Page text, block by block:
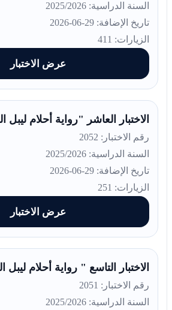
السنة الدراسية: 2025/2026
تاريخ الإضافة: 29-06-2026
الزيارات: 411
عرض الاختبار
الاختبار العاشر "رواية أحلام ليبل
رقم الاختبار: 2052
السنة الدراسية: 2025/2026
تاريخ الإضافة: 29-06-2026
الزيارات: 251
عرض الاختبار
الاختبار التاسع " رواية أحلام ليبل
رقم الاختبار: 2051
السنة الدراسية: 2025/2026